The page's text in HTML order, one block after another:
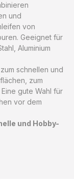
und
von
Geeignet für
Aluminium
schnellen und
zum
gute Wahl für
vor dem
und Hobby-